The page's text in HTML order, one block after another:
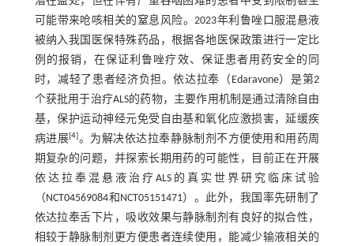
可能带来呛咳相关的窒息风险。2023年利鲁唑口服混悬液
被纳入我国医保特殊药品，根据各地医保政策进行一定比
例的报销，在保证利鲁唑疗效、保证患者用药安全的同
时，减轻了患者经济负担。依达拉奉（Edaravone）是第2
个获批用于治疗ALS的药物，主要作用机制是通过清除自由
基，保护运动神经元免受自由基和氧化应激损害，延缓疾
病进展[4]。为解决依达拉奉静脉制剂不方便使用和用药周
期复杂的问题，并探索长期用药的可能性，目前正在开展
依达拉奉混悬液治疗ALS的真实世界研究临床试验
（NCT04569084和NCT05151471）。此外，我国率先研制了
依达拉奉舌下片，吸收效果与静脉制剂有良好的拟合性，
相较于静脉制剂更方便患者连续使用，能减少输液相关的